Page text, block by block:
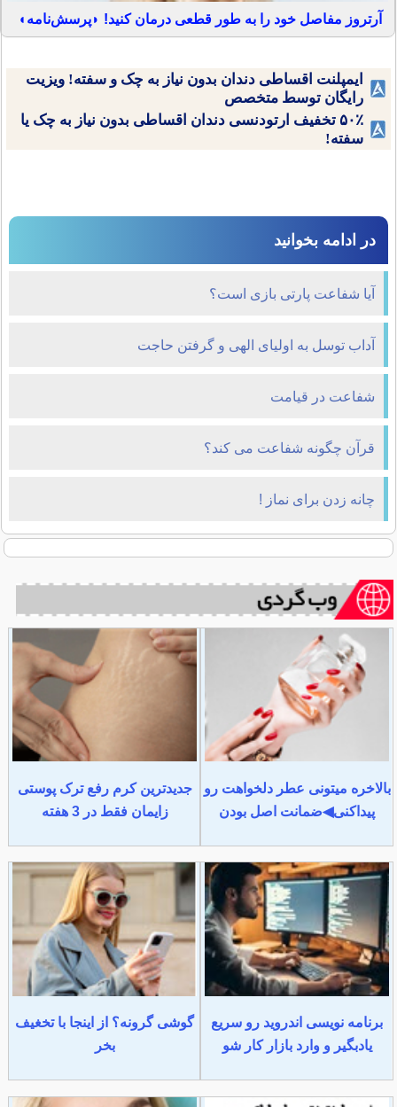
آرتروز مفاصل خود را به طور قطعی درمان کنید! ◗پرسش‌نامه◖
ایمپلنت اقساطی دندان بدون نیاز به چک و سفته! ویزیت
رایگان توسط متخصص
۵۰٪ تخفیف ارتودنسی دندان اقساطی بدون نیاز به چک یا
سفته!
در ادامه بخوانید
آیا شفاعت پارتی بازی است؟
آداب توسل به اولیای الهی و گرفتن حاجت
شفاعت در قیامت
قرآن چگونه شفاعت می کند؟
چانه زدن برای نماز !
بالاخره میتونی عطر دلخواهت رو
پیداکنی◀ضمانت اصل بودن
جدیدترین کرم رفع ترک پوستی
زایمان فقط در 3 هفته
برنامه نویسی اندروید رو سریع
یادبگیر و وارد بازار کار شو
گوشی گرونه؟ از اینجا با تخغیف
بخر